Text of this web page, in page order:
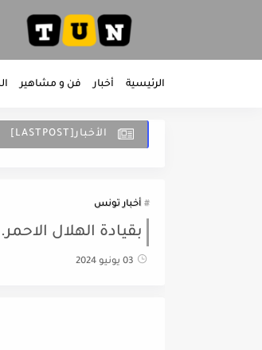
الرئيسية أخبار فن و مشاهير
الأخبار[LASTPOST]
أخبار تونس
بقيادة الهلال الاحمر.. توفير أكثر من 60
03 يونيو 2024